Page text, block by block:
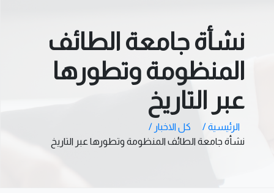
نشأة جامعة الطائف
المنظومة وتطورها
عبر التاريخ
الرئيسية /
كل الاخبار /
نشأة جامعة الطائف المنظومة وتطورها عبر التاريخ